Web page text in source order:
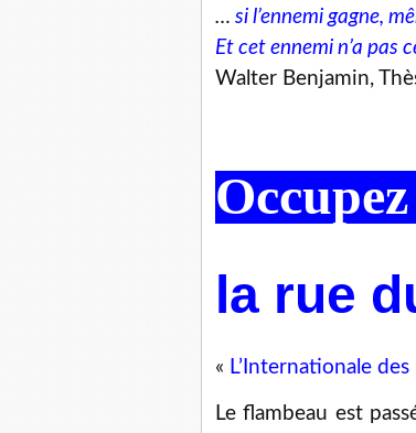
… si l’ennemi gagne,
Et cet ennemi n’a pas
Walter Benjamin,
la rue
« L’Internationale
Le flambeau est